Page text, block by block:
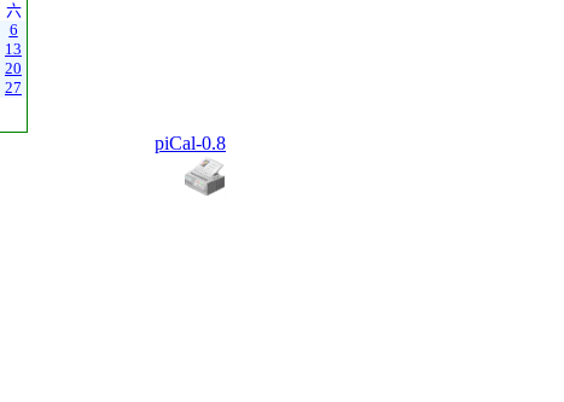
六
6
13
20
27
piCal-0.8